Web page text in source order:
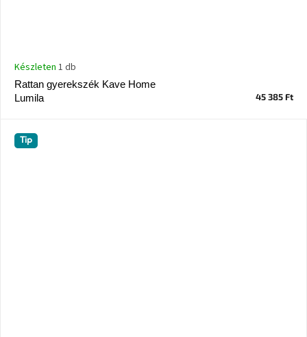
Rattan gyerekszék Kave Home
Lumila
Készleten 1 db
45 385 Ft
Tip